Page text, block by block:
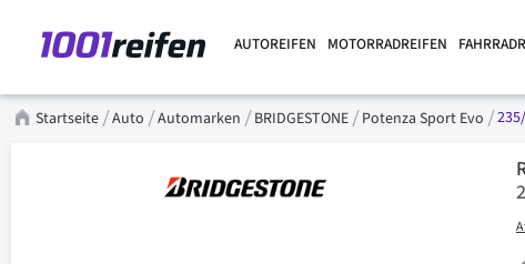
AUTOREIFEN MOTORRADREIFEN
Startseite Auto Automarken BRIDGESTONE Potenza Sport Evo